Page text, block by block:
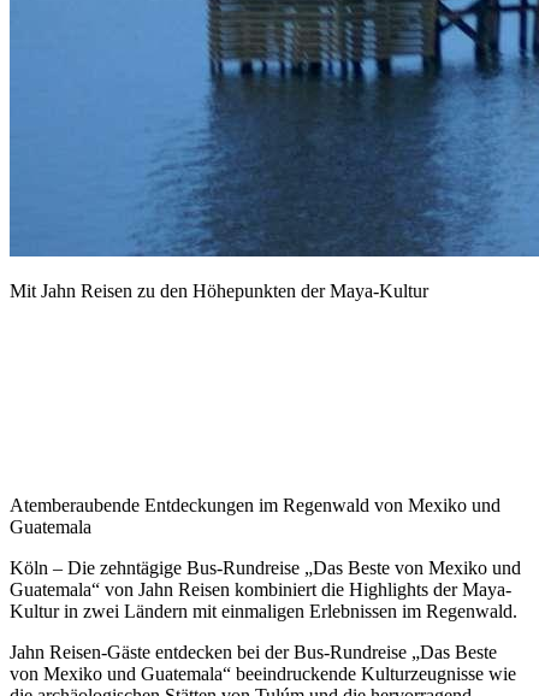
Mit Jahn Reisen zu den Höhepunkten der Maya-Kultur
Atemberaubende Entdeckungen im Regenwald von Mexiko und
Guatemala
Köln – Die zehntägige Bus-Rundreise „Das Beste von Mexiko und
Guatemala“ von Jahn Reisen kombiniert die Highlights der Maya-
Kultur in zwei Ländern mit einmaligen Erlebnissen im Regenwald.
Jahn Reisen-Gäste entdecken bei der Bus-Rundreise „Das Beste
von Mexiko und Guatemala“ beeindruckende Kulturzeugnisse wie